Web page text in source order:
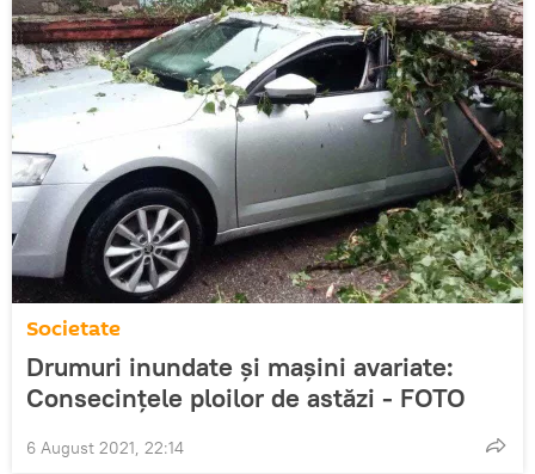
Societate
Drumuri inundate și mașini avariate:
Consecințele ploilor de astăzi - FOTO
6 August 2021, 22:14